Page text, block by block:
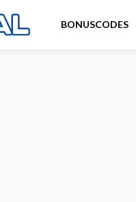
BONUSCODES